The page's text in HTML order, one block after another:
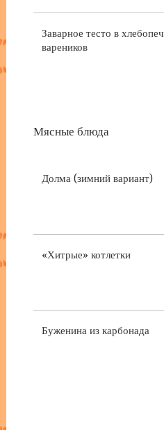
Заварное тесто в
вареников
Мясные блюда
Долма (зимний вариант)
«Хитрые» котлетки
Буженина из карбонада